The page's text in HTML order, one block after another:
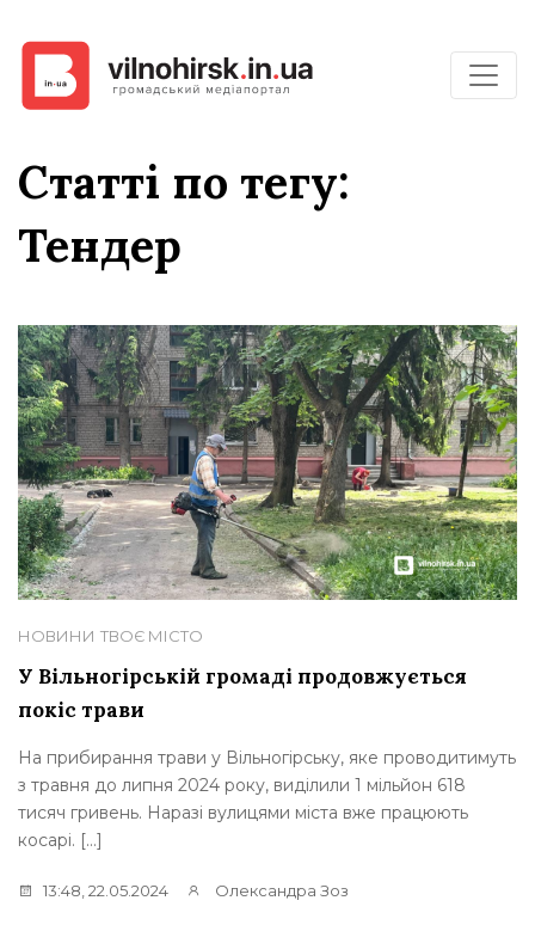
Статті по тегу:
Тендер
НОВИНИ ТВОЄ МІСТО
У Вільногірській громаді продовжується
покіс трави
На прибирання трави у Вільногірську, яке проводитимуть
з травня до липня 2024 року, виділили 1 мільйон 618
тисяч гривень. Наразі вулицями міста вже працюють
косарі. […]
13:48, 22.05.2024 Олександра Зоз